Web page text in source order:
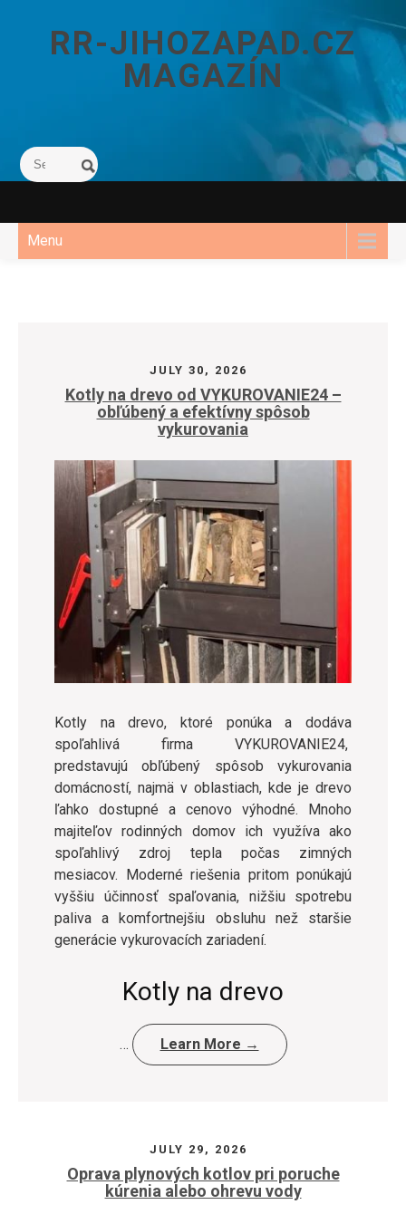
RR-JIHOZAPAD.CZ
MAGAZÍN
Menu
JULY 30, 2026
Kotly na drevo od VYKUROVANIE24 –
obľúbený a efektívny spôsob
vykurovania
Kotly na drevo, ktoré ponúka a dodáva
spoľahlivá firma VYKUROVANIE24,
predstavujú obľúbený spôsob vykurovania
domácností, najmä v oblastiach, kde je drevo
ľahko dostupné a cenovo výhodné. Mnoho
majiteľov rodinných domov ich využíva ako
spoľahlivý zdroj tepla počas zimných
mesiacov. Moderné riešenia pritom ponúkajú
vyššiu účinnosť spaľovania, nižšiu spotrebu
paliva a komfortnejšiu obsluhu než staršie
generácie vykurovacích zariadení.
Kotly na drevo
… Learn More →
JULY 29, 2026
Oprava plynových kotlov pri poruche
kúrenia alebo ohrevu vody